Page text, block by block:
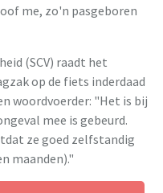
me, zo'n pasgeboren
(SCV) raadt het
op de fiets inderdaad
woordvoerder: "Het is bij
mee is gebeurd.
ze goed zelfstandig
maanden)."